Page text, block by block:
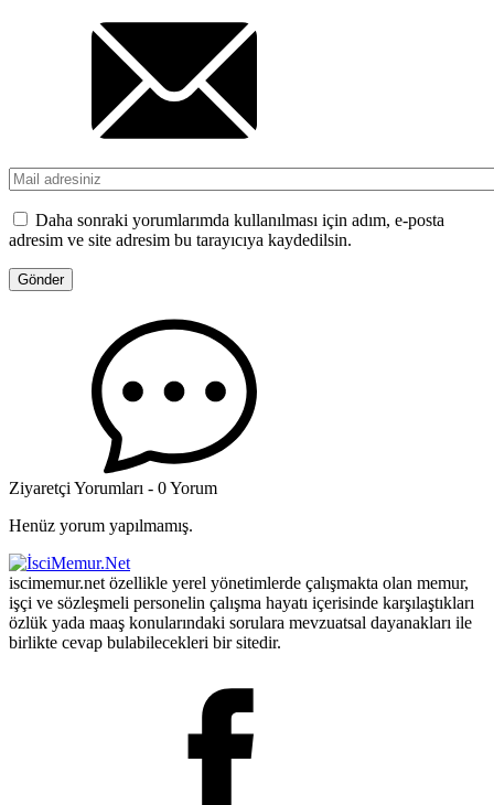
Daha sonraki yorumlarımda kullanılması için adım, e-posta
adresim ve site adresim bu tarayıcıya kaydedilsin.
Ziyaretçi Yorumları - 0 Yorum
Henüz yorum yapılmamış.
iscimemur.net özellikle yerel yönetimlerde çalışmakta olan memur,
işçi ve sözleşmeli personelin çalışma hayatı içerisinde karşılaştıkları
özlük yada maaş konularındaki sorulara mevzuatsal dayanakları ile
birlikte cevap bulabilecekleri bir sitedir.